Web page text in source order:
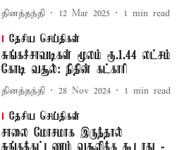
தினத்தந்தி 12 Mar 2025 1 min read
தேசிய செய்திகள்
சுங்கச்சாவடிகள் மூலம் ரூ.1.44 லட்சம்
கோடி வசூல்: நிதின் கட்காரி
தினத்தந்தி 28 Nov 2024 1 min read
தேசிய செய்திகள்
சாலை மோசமாக இருந்தால்
சுங்கக்கட்டணம் வசூலிக்க கூடாது -